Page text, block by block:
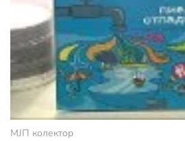
МЈП колектор